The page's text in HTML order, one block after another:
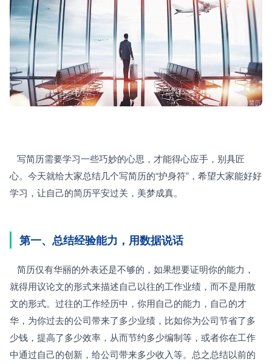
心。今天就给大家总结几个写简历的“护身符”，希望大家能好好
学习，让自己的简历平安过关，美梦成真。
第一、总结经验能力，用数据说话
就得用议论文的形式来描述自己以往的工作业绩，而不是用散
文的形式。过往的工作经历中，你用自己的能力，自己的才
华，为你过去的公司带来了多少业绩，比如你为公司节省了多
少钱，提高了多少效率，从而节约多少编制等，或者你在工作
中通过自己的创新，给公司带来多少收入等。总之总结以前的